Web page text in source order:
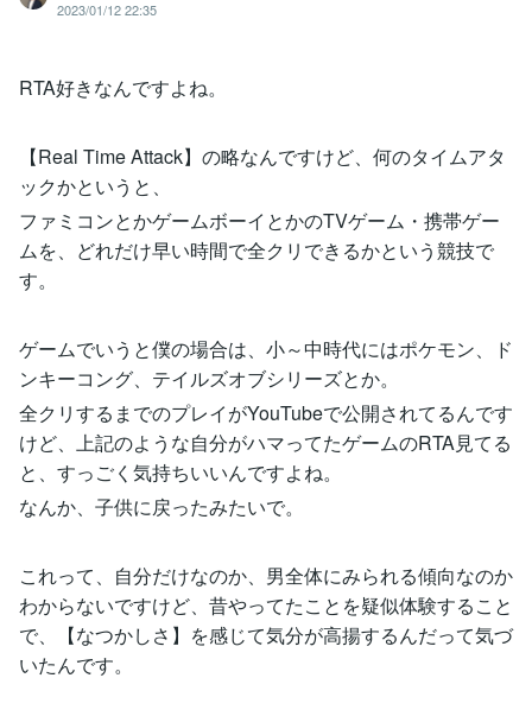
2023/01/12 22:35
RTA好きなんですよね。
【Real Time Attack】の略なんですけど、何のタイムアタ
ックかというと、
ファミコンとかゲームボーイとかのTVゲーム・携帯ゲー
ムを、どれだけ早い時間で全クリできるかという競技で
す。
ゲームでいうと僕の場合は、小～中時代にはポケモン、ド
ンキーコング、テイルズオブシリーズとか。
全クリするまでのプレイがYouTubeで公開されてるんです
けど、上記のような自分がハマってたゲームのRTA見てる
と、すっごく気持ちいいんですよね。
なんか、子供に戻ったみたいで。
これって、自分だけなのか、男全体にみられる傾向なのか
わからないですけど、昔やってたことを疑似体験すること
で、【なつかしさ】を感じて気分が高揚するんだって気づ
いたんです。